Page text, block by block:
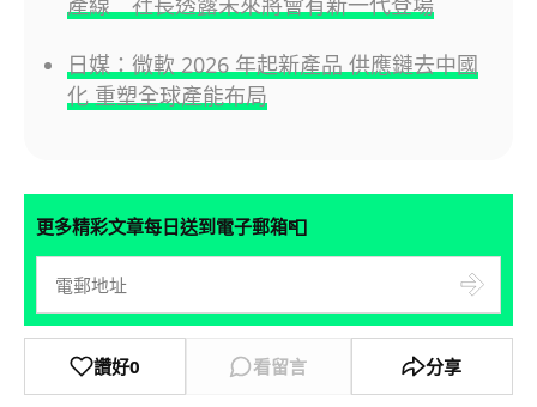
日媒：微軟 2026 年起新產品 供應鏈去中國
化 重塑全球產能布局
更多精彩文章每日送到電子郵箱📮
讚好0 看留言 分享